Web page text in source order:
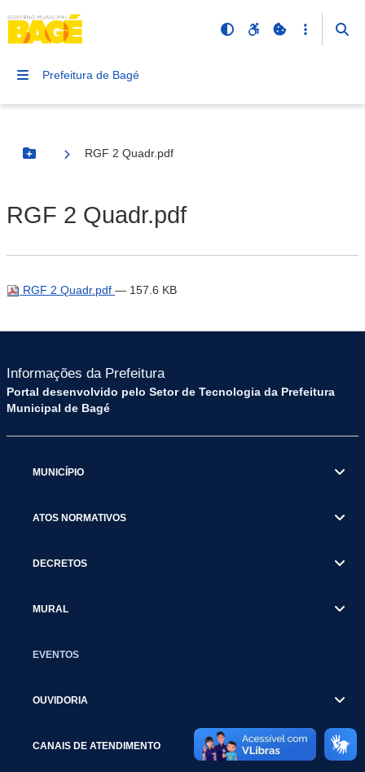
Prefeitura de Bagé
Botão Menu
RGF 2 Quadr.pdf
RGF 2 Quadr.pdf
RGF 2 Quadr.pdf — 157.6 KB
Informações da Prefeitura
Portal desenvolvido pelo Setor de Tecnologia da Prefeitura
Municipal de Bagé
MUNICÍPIO
ATOS NORMATIVOS
DECRETOS
MURAL
EVENTOS
OUVIDORIA
CANAIS DE ATENDIMENTO